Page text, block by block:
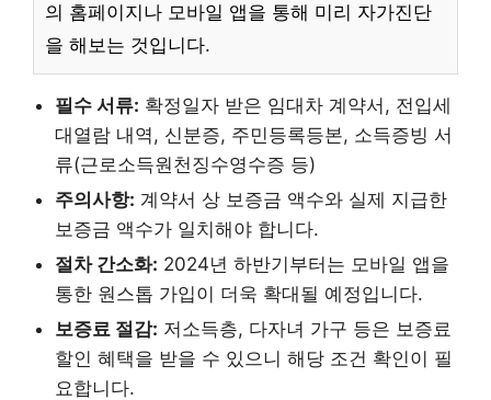
의 홈페이지나 모바일 앱을 통해 미리 자가진단
을 해보는 것입니다.
필수 서류: 확정일자 받은 임대차 계약서, 전입세
대열람 내역, 신분증, 주민등록등본, 소득증빙 서
류(근로소득원천징수영수증 등)
주의사항: 계약서 상 보증금 액수와 실제 지급한
보증금 액수가 일치해야 합니다.
절차 간소화: 2024년 하반기부터는 모바일 앱을
통한 원스톱 가입이 더욱 확대될 예정입니다.
보증료 절감: 저소득층, 다자녀 가구 등은 보증료
할인 혜택을 받을 수 있으니 해당 조건 확인이 필
요합니다.